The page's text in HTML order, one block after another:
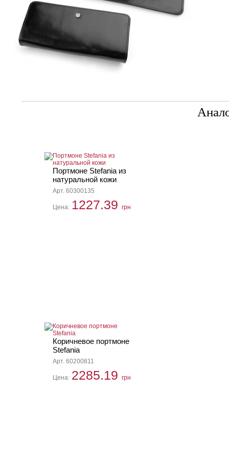
Портмоне Stefania из
натуральной кожи
Арт. 60300135
Цена: 1227.39 грн
Коричневое портмоне
Stefania
Арт. 60200811
Цена: 2285.19 грн